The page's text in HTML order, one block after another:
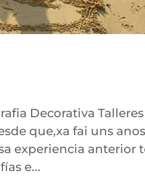
Decorativa
que,xa fai uns
experiencia anterior
e...